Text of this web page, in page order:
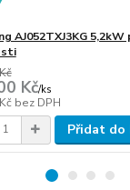
AJ052TXJ3KG 5,2kW
Kč/ks
bez DPH
Přidat do